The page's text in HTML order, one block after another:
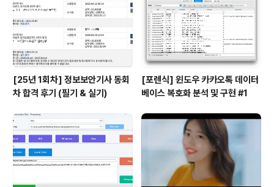
[25년 1회차] 정보보안기사 동회
차 합격 후기 (필기 & 실기)
[포렌식] 윈도우 카카오톡 데이터
베이스 복호화 분석 및 구현 #1